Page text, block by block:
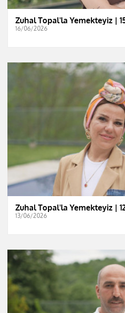
Zuhal Topal'la Yemekteyiz |
16/06/2026
Zuhal Topal'la Yemekteyiz |
13/06/2026